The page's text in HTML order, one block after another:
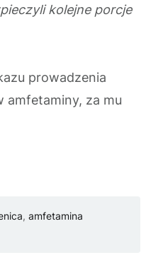
kolejne porcje
prowadzenia
amfetaminy, za mu
, amfetamina